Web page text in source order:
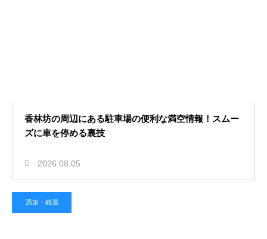
香林坊の周辺にある駐車場の便利な満空情報！スムー
ズに車を停める裏技
2026.08.05
温泉・銭湯